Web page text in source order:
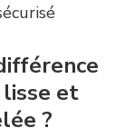
et
?